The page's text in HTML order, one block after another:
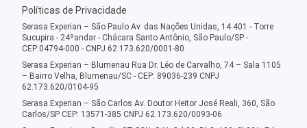
Políticas de Privacidade
Serasa Experian – São Paulo Av. das Nações Unidas, 14.401 - Torre
Sucupira - 24ºandar - Chácara Santo Antônio, São Paulo/SP -
CEP:04794-000 - CNPJ 62.173.620/0001-80
Serasa Experian – Blumenau Rua Dr. Léo de Carvalho, 74 – Sala 1105
– Bairro Velha, Blumenau/SC - CEP: 89036-239 CNPJ
62.173.620/0104-95
Serasa Experian – São Carlos Av. Doutor Heitor José Reali, 360, São
Carlos/SP CEP: 13571-385 CNPJ 62.173.620/0093-06